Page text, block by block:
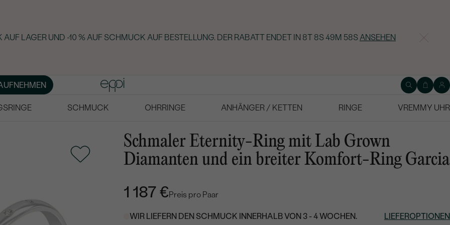
LAGER UND -10 % AUF SCHMUCK AUF BESTELLUNG. DER RABATT ENDET IN 8T 8S 49M 58SANSEHEN
SCHMUCK OHRRINGE ANHÄNGER / KETTEN RINGE
VREMMY UHR
Schmaler Eternity-Ring mit Lab Grown
Diamanten und ein breiter Komfort-Ring Garcia
1 187 €Preis pro Paar
WIR LIEFERN DEN SCHMUCK INNERHALB VON 3 - 4 WOCHEN. LIEFEROPTIONEN